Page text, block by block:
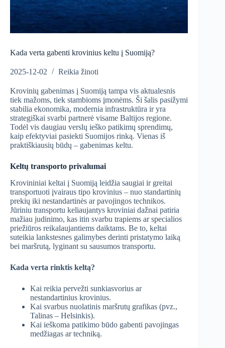
Kada verta gabenti krovinius keltu į Suomiją?
2025-12-02 Reikia žinoti
Krovinių gabenimas į Suomiją tampa vis aktualesnis
tiek mažoms, tiek stambioms įmonėms. Ši šalis pasižymi
stabilia ekonomika, modernia infrastruktūra ir yra
strategiškai svarbi partnerė visame Baltijos regione.
Todėl vis daugiau verslų ieško patikimų sprendimų,
kaip efektyviai pasiekti Suomijos rinką. Vienas iš
praktiškiausių būdų – gabenimas keltu.
Keltų transporto privalumai
Krovininiai keltai į Suomiją leidžia saugiai ir greitai
transportuoti įvairaus tipo krovinius – nuo standartinių
prekių iki nestandartinės ar pavojingos technikos.
Jūriniu transportu keliaujantys kroviniai dažnai patiria
mažiau judinimo, kas itin svarbu trapiems ar specialios
priežiūros reikalaujantiems daiktams. Be to, keltai
suteikia lankstesnes galimybes derinti pristatymo laiką
bei maršrutą, lyginant su sausumos transportu.
Kada verta rinktis keltą?
Kai reikia pervežti sunkiasvorius ar
nestandartinius krovinius.
Kai svarbus nuolatinis maršrutų grafikas (pvz.,
Talinas – Helsinkis).
Kai ieškoma patikimo būdo gabenti pavojingas
medžiagas ar techniką.